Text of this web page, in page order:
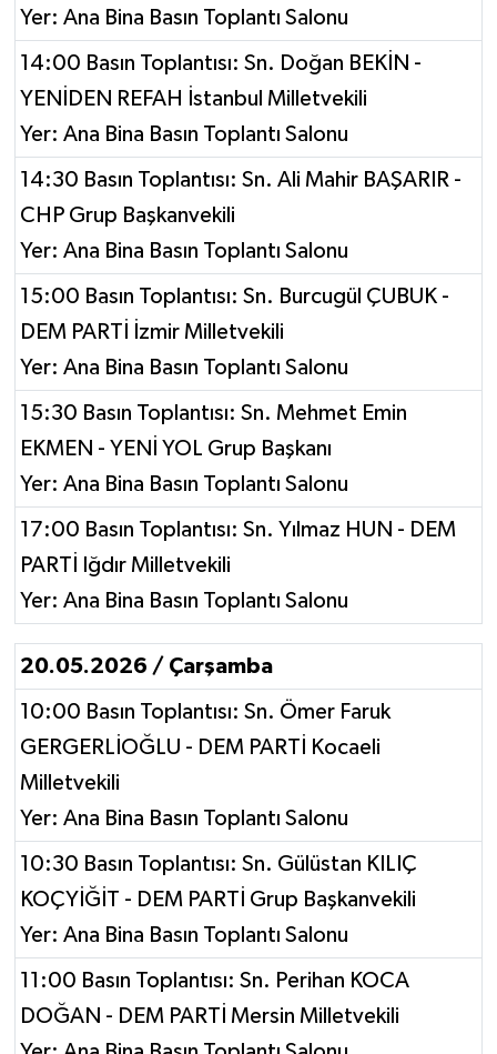
Yer: Ana Bina Basın Toplantı Salonu
14:00 Basın Toplantısı: Sn. Doğan BEKİN -
YENİDEN REFAH İstanbul Milletvekili
Yer: Ana Bina Basın Toplantı Salonu
14:30 Basın Toplantısı: Sn. Ali Mahir BAŞARIR -
CHP Grup Başkanvekili
Yer: Ana Bina Basın Toplantı Salonu
15:00 Basın Toplantısı: Sn. Burcugül ÇUBUK -
DEM PARTİ İzmir Milletvekili
Yer: Ana Bina Basın Toplantı Salonu
15:30 Basın Toplantısı: Sn. Mehmet Emin
EKMEN - YENİ YOL Grup Başkanı
Yer: Ana Bina Basın Toplantı Salonu
17:00 Basın Toplantısı: Sn. Yılmaz HUN - DEM
PARTİ Iğdır Milletvekili
Yer: Ana Bina Basın Toplantı Salonu
20.05.2026 / Çarşamba
10:00 Basın Toplantısı: Sn. Ömer Faruk
GERGERLİOĞLU - DEM PARTİ Kocaeli
Milletvekili
Yer: Ana Bina Basın Toplantı Salonu
10:30 Basın Toplantısı: Sn. Gülüstan KILIÇ
KOÇYİĞİT - DEM PARTİ Grup Başkanvekili
Yer: Ana Bina Basın Toplantı Salonu
11:00 Basın Toplantısı: Sn. Perihan KOCA
DOĞAN - DEM PARTİ Mersin Milletvekili